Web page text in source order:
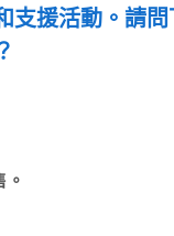
支援活動。請